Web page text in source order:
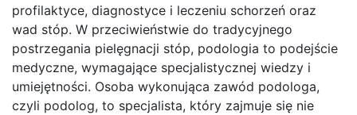
profilaktyce, diagnostyce i leczeniu schorzeń oraz
wad stóp. W przeciwieństwie do tradycyjnego
postrzegania pielęgnacji stóp, podologia to podejście
medyczne, wymagające specjalistycznej wiedzy i
umiejętności. Osoba wykonująca zawód podologa,
czyli podolog, to specjalista, który zajmuje się nie